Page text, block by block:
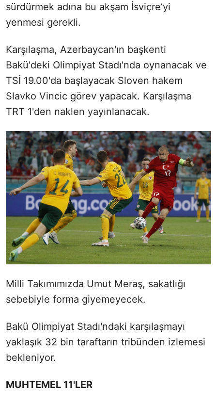
sürdürmek adına bu akşam İsviçre’yi
yenmesi gerekli.
Karşılaşma, Azerbaycan'ın başkenti
Bakü'deki Olimpiyat Stadı'nda oynanacak ve
TSİ 19.00'da başlayacak Sloven hakem
Slavko Vincic görev yapacak. Karşılaşma
TRT 1'den naklen yayınlanacak.
Milli Takımımızda Umut Meraş, sakatlığı
sebebiyle forma giyemeyecek.
Bakü Olimpiyat Stadı'ndaki karşılaşmayı
yaklaşık 32 bin taraftarın tribünden izlemesi
bekleniyor.
MUHTEMEL 11'LER